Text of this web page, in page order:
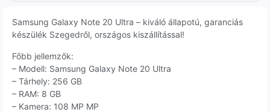
Samsung Galaxy Note 20 Ultra – kiváló állapotú, garanciás
készülék Szegedről, országos kiszállítással!
Főbb jellemzők:
– Modell: Samsung Galaxy Note 20 Ultra
– Tárhely: 256 GB
– RAM: 8 GB
– Kamera: 108 MP MP